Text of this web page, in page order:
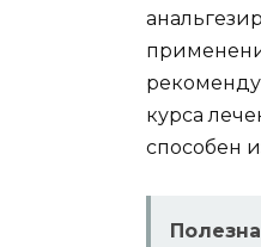
курса
способен